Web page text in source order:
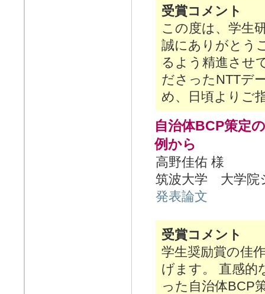
受賞コメント
この度は、学生
誠にありがとう
るよう精進させ
ださったNTTデ
め、日頃よりご
自治体BCP策定
例から
高野佳佑 様
筑波大学 大学院
発表論文
受賞コメント
学生奨励賞の佳
げます。 直感的
った自治体BCP